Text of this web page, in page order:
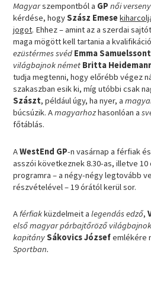
Magyarszempontból a GP női
kérdése, hogySzász Emese
jogot. Ehhez – amint az a szerdai
maga mögött kell tartania a
ezüstérmes svéd Emma Samuelssont
világbajnok német Britta
tudja megtenni, hogy előrébb végez
szakaszban esik ki, míg utóbbi csak
Szászt, például úgy, ha nyer, a
búcsúzik. Amagyarhozhasonlóan a
főtáblás.
AWestEnd GP-n vasárnap a férfiak
asszói következnek 8.30-as, illetve
programra – a négy-négy legtovább
részvételével – 19 órától kerül sor.
Aférfiakküzdelmeit alegendás edző,
első magyar párbajtőröző világbajnok
kapitánySákovics Józsefemlékére
Sportban.